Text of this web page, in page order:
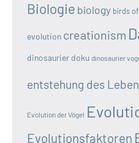
Biologie biology birds
evolution creationism
dinosaurier doku dinosaurier
entstehung des
Evolution der Vögel
Evolutionsfaktoren